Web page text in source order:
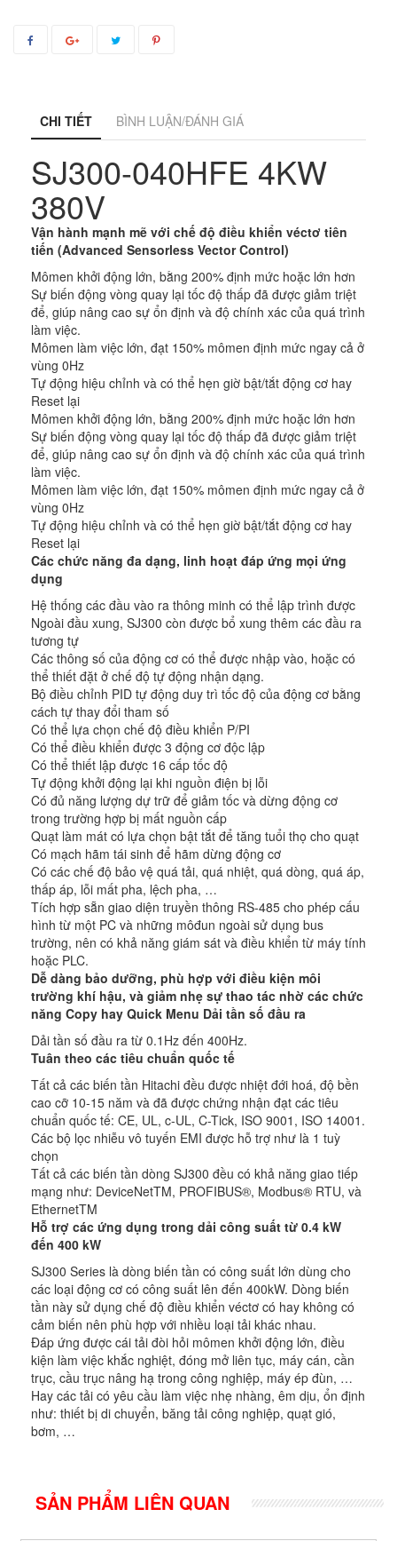
CHI TIẾT BÌNH LUẬN/ĐÁNH GIÁ
SJ300-040HFE 4KW
380V
Vận hành mạnh mẽ với chế độ điều khiển véctơ tiên
tiến (Advanced Sensorless Vector Control)
Mômen khởi động lớn, bằng 200% định mức hoặc lớn hơn
Sự biến động vòng quay lại tốc độ thấp đã được giảm triệt
để, giúp nâng cao sự ổn định và độ chính xác của quá trình
làm việc.
Mômen làm việc lớn, đạt 150% mômen định mức ngay cả ở
vùng 0Hz
Tự động hiệu chỉnh và có thể hẹn giờ bật/tắt động cơ hay
Reset lại
Mômen khởi động lớn, bằng 200% định mức hoặc lớn hơn
Sự biến động vòng quay lại tốc độ thấp đã được giảm triệt
để, giúp nâng cao sự ổn định và độ chính xác của quá trình
làm việc.
Mômen làm việc lớn, đạt 150% mômen định mức ngay cả ở
vùng 0Hz
Tự động hiệu chỉnh và có thể hẹn giờ bật/tắt động cơ hay
Reset lại
Các chức năng đa dạng, linh hoạt đáp ứng mọi ứng
dụng
Hệ thống các đầu vào ra thông minh có thể lập trình được
Ngoài đầu xung, SJ300 còn được bổ xung thêm các đầu ra
tương tự
Các thông số của động cơ có thể được nhập vào, hoặc có
thể thiết đặt ở chế độ tự động nhận dạng.
Bộ điều chỉnh PID tự động duy trì tốc độ của động cơ bằng
cách tự thay đổi tham số
Có thể lựa chọn chế độ điều khiển P/PI
Có thể điều khiển được 3 động cơ độc lập
Có thể thiết lập được 16 cấp tốc độ
Tự động khởi động lại khi nguồn điện bị lỗi
Có đủ năng lượng dự trữ để giảm tốc và dừng động cơ
trong trường hợp bị mất nguồn cấp
Quạt làm mát có lựa chọn bật tắt để tăng tuổi thọ cho quạt
Có mạch hãm tái sinh để hãm dừng động cơ
Có các chế độ bảo vệ quá tải, quá nhiệt, quá dòng, quá áp,
thấp áp, lỗi mất pha, lệch pha, …
Tích hợp sẵn giao diện truyền thông RS-485 cho phép cấu
hình từ một PC và những môđun ngoài sử dụng bus
trường, nên có khả năng giám sát và điều khiển từ máy tính
hoặc PLC.
Dễ dàng bảo dưỡng, phù hợp với điều kiện môi
trường khí hậu, và giảm nhẹ sự thao tác nhờ các chức
năng Copy hay Quick Menu Dải tần số đầu ra
Dải tần số đầu ra từ 0.1Hz đến 400Hz.
Tuân theo các tiêu chuẩn quốc tế
Tất cả các biến tần Hitachi đều được nhiệt đới hoá, độ bền
cao cỡ 10-15 năm và đã được chứng nhận đạt các tiêu
chuẩn quốc tế: CE, UL, c-UL, C-Tick, ISO 9001, ISO 14001.
Các bộ lọc nhiễu vô tuyến EMI được hỗ trợ như là 1 tuỳ
chọn
Tất cả các biến tần dòng SJ300 đều có khả năng giao tiếp
mạng như: DeviceNetTM, PROFIBUS®, Modbus® RTU, và
EthernetTM
Hỗ trợ các ứng dụng trong dải công suất từ 0.4 kW
đến 400 kW
SJ300 Series là dòng biến tần có công suất lớn dùng cho
các loại động cơ có công suất lên đến 400kW. Dòng biến
tần này sử dụng chế độ điều khiển véctơ có hay không có
cảm biến nên phù hợp với nhiều loại tải khác nhau.
Đáp ứng được cái tải đòi hỏi mômen khởi động lớn, điều
kiện làm việc khắc nghiệt, đóng mở liên tục, máy cán, cần
trục, cầu trục nâng hạ trong công nghiệp, máy ép đùn, …
Hay các tải có yêu cầu làm việc nhẹ nhàng, êm dịu, ổn định
như: thiết bị di chuyển, băng tải công nghiệp, quạt gió,
bơm, …
SẢN PHẨM LIÊN QUAN